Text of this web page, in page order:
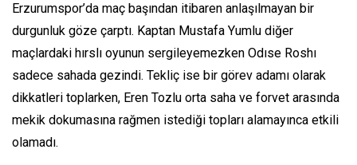
Erzurumspor’da maç başından itibaren anlaşılmayan bir
durgunluk göze çarptı. Kaptan Mustafa Yumlu diğer
maçlardaki hırslı oyunun sergileyemezken Odıse Roshı
sadece sahada gezindi. Tekliç ise bir görev adamı olarak
dikkatleri toplarken, Eren Tozlu orta saha ve forvet arasında
mekik dokumasına rağmen istediği topları alamayınca etkili
olamadı.